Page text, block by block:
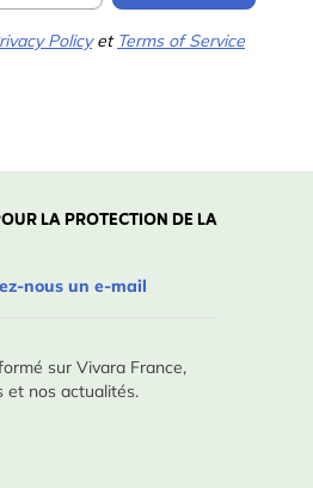
Policyet Terms of Service
LA PROTECTION DE LA
nous un e-mail
sur Vivara France,
et nos actualités.